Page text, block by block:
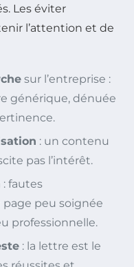
Les éviter
l’attention et de
sur l’entreprise :
générique, dénuée
: un contenu
pas l’intérêt.
: fautes
page peu soignée
professionnelle.
: la lettre est le